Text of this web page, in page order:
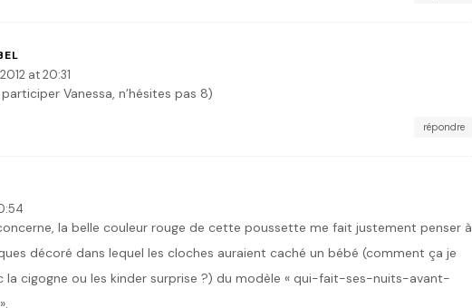
at 20:31
Vanessa, n’hésites pas 8)
répondre
la belle couleur rouge de cette poussette me fait justement penser à
décoré dans lequel les cloches auraient caché un bébé (comment ça je
la cigogne ou les kinder surprise ?) du modèle « qui-fait-ses-nuits-avant-